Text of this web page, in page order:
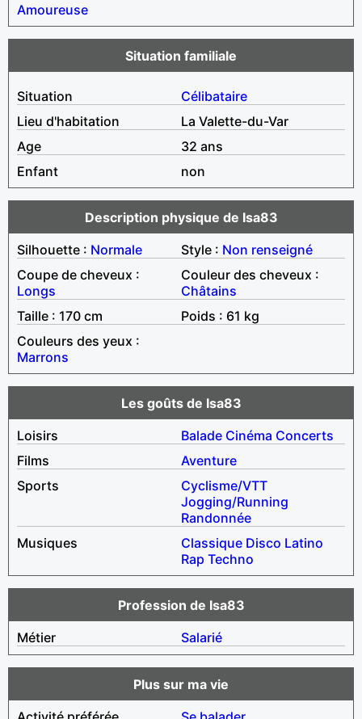
Amoureuse
Situation familiale
Situation
Célibataire
Lieu d'habitation
La Valette-du-Var
Age
32 ans
Enfant
non
Description physique de Isa83
Silhouette : Normale Style : Non renseigné
Coupe de cheveux :
Longs
Couleur des cheveux :
Châtains
Taille : 170 cm
Poids : 61 kg
Couleurs des yeux :
Marrons
Les goûts de Isa83
Loisirs
Balade Cinéma Concerts
Films
Aventure
Sports
Cyclisme/VTT
Jogging/Running
Randonnée
Musiques
Classique Disco Latino
Rap Techno
Profession de Isa83
Métier
Salarié
Plus sur ma vie